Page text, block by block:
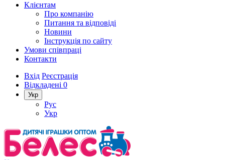
Клієнтам
Про компанію
Питання та відповіді
Новини
Інструкція по сайту
Умови співпраці
Контакти
Вхід Реєстрація
Відкладені 0
Укр
Рус
Укр